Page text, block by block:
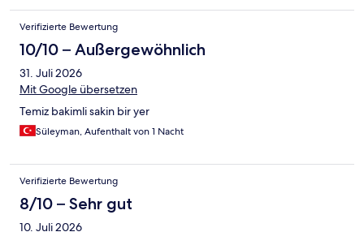
Verifizierte Bewertung
10/10 – Außergewöhnlich
31. Juli 2026
Mit Google übersetzen
Temiz bakimli sakin bir yer
Süleyman, Aufenthalt von 1 Nacht
Verifizierte Bewertung
8/10 – Sehr gut
10. Juli 2026